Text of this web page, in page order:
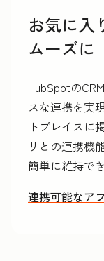
お気に入
ムーズに
HubSpotの
スな連携を実
トプレイスに
リとの連携機
簡単に維持で
連携可能なア